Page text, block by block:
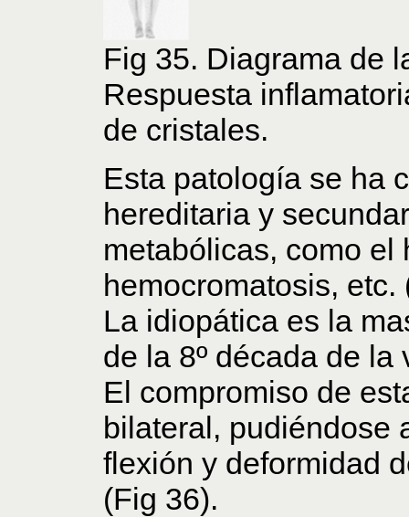
Fig 35. Diagrama de
Respuesta
de cristales.
Esta patología se ha
hereditaria y
metabólicas, como
hemocromatosis, etc.
La idiopática es la
de la 8º década de la
El compromiso de
bilateral, pudiéndose
flexión y deformidad
(Fig 36).